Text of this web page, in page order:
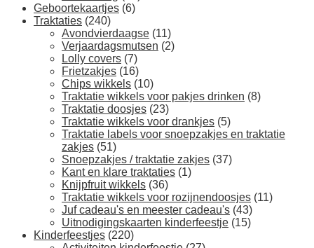
Geboortekaartjes (6)
Traktaties (240)
Avondvierdaagse (11)
Verjaardagsmutsen (2)
Lolly covers (7)
Frietzakjes (16)
Chips wikkels (10)
Traktatie wikkels voor pakjes drinken (8)
Traktatie doosjes (23)
Traktatie wikkels voor drankjes (5)
Traktatie labels voor snoepzakjes en traktatie
zakjes (51)
Snoepzakjes / traktatie zakjes (37)
Kant en klare traktaties (1)
Knijpfruit wikkels (36)
Traktatie wikkels voor rozijnendoosjes (11)
Juf cadeau's en meester cadeau's (43)
Uitnodigingskaarten kinderfeestje (15)
Kinderfeestjes (220)